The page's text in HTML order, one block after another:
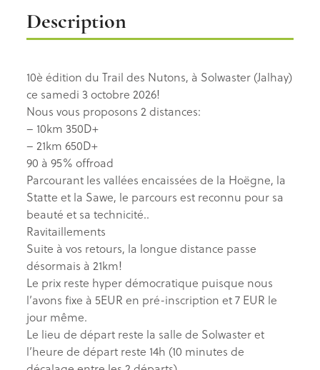
Description
Description
10è édition du Trail des Nutons, à Solwaster (Jalhay)
ce samedi 3 octobre 2026!
Nous vous proposons 2 distances:
– 10km 350D+
– 21km 650D+
90 à 95% offroad
Parcourant les vallées encaissées de la Hoëgne, la
Statte et la Sawe, le parcours est reconnu pour sa
beauté et sa technicité..
Ravitaillements
Suite à vos retours, la longue distance passe
désormais à 21km!
Le prix reste hyper démocratique puisque nous
l’avons fixe à 5EUR en pré-inscription et 7 EUR le
jour même.
Le lieu de départ reste la salle de Solwaster et
l’heure de départ reste 14h (10 minutes de